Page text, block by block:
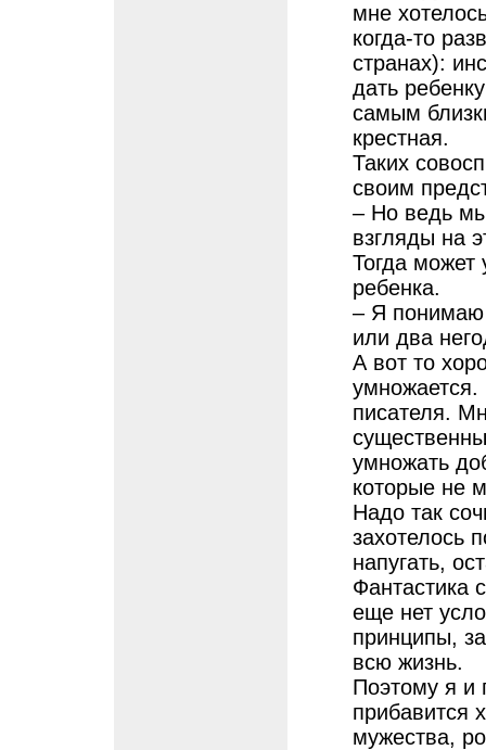
мне
когда-то
странах):
дать
самым
крестная.
Таких
своим
– Но ведь
взгляды на
Тогда может
ребенка.
– Я понимаю
или два
А вот то
умножается.
писателя.
умножать
которые не
Надо так
захотелось
напугать,
Фантастика
еще нет
принципы,
всю жизнь.
Поэтому я и
прибавится
мужества,